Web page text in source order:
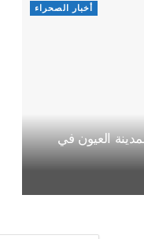
أخبار الصحراء
العيون في